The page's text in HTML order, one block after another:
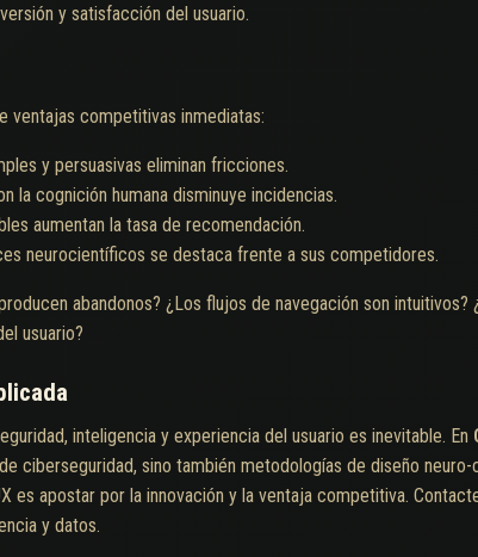
y satisfacción del usuario.
ventajas competitivas inmediatas:
y persuasivas eliminan fricciones.
la cognición humana disminuye incidencias.
aumentan la tasa de recomendación.
neurocientíficos se destaca frente a sus competidores.
abandonos? ¿Los flujos de navegación son
usuario?
inteligencia y experiencia del usuario es inevitable. En
ciberseguridad, sino también metodologías de diseño
es apostar por la innovación y la ventaja competitiva.
y datos.